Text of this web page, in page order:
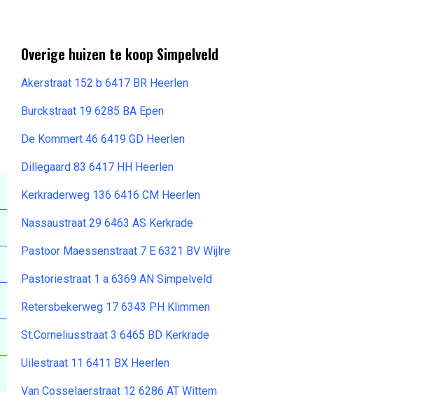
Overige huizen te koop Simpelveld
Akerstraat 152 b 6417 BR Heerlen
Burckstraat 19 6285 BA Epen
De Kommert 46 6419 GD Heerlen
Dillegaard 83 6417 HH Heerlen
Kerkraderweg 136 6416 CM Heerlen
Nassaustraat 29 6463 AS Kerkrade
Pastoor Maessenstraat 7 E 6321 BV Wijlre
Pastoriestraat 1 a 6369 AN Simpelveld
Retersbekerweg 17 6343 PH Klimmen
St.Corneliusstraat 3 6465 BD Kerkrade
Uilestraat 11 6411 BX Heerlen
Van Cosselaerstraat 12 6286 AT Wittem